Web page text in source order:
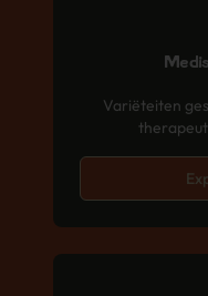
Variëteiten